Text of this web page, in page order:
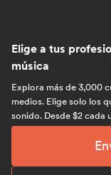
Elige a tus
música
Explora más de 3,000
medios. Elige solo los
sonido. Desde $2 cada